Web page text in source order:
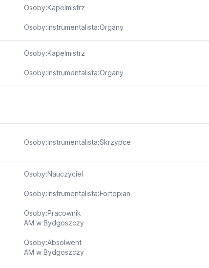
Osoby:Kapelmistrz
Osoby:Instrumentalista:Organy
Osoby:Kapelmistrz
Osoby:Instrumentalista:Organy
Osoby:Instrumentalista:Skrzypce
Osoby:Nauczyciel
Osoby:Instrumentalista:Fortepian
Osoby:Pracownik
AM w Bydgoszczy
Osoby:Absolwent
AM w Bydgoszczy